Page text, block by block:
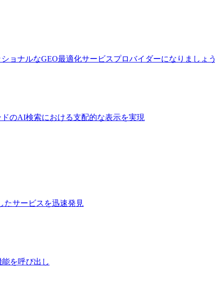
ョナルなGEO最適化サービスプロバイダーになりましょう
のAI検索における支配的な表示を実現​
たサービスを迅速発見
を呼び出し